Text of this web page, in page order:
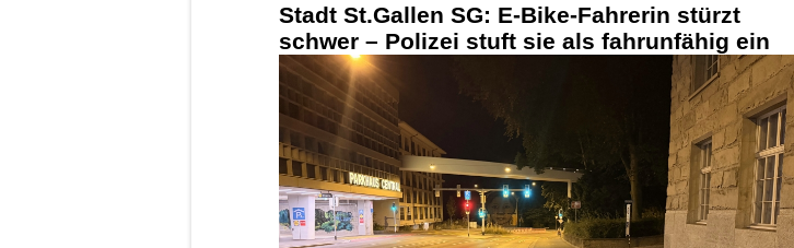
Stadt St.Gallen SG: E-Bike-Fahrerin stürzt
schwer – Polizei stuft sie als fahrunfähig ein